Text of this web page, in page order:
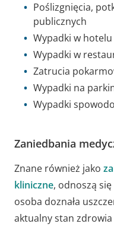
Poślizgnięcia,
publicznych
Wypadki w hotelu
Wypadki w
Zatrucia
Wypadki na
Wypadki
Zaniedbania
Znane również jako
kliniczne, odnoszą
osoba doznała
aktualny stan